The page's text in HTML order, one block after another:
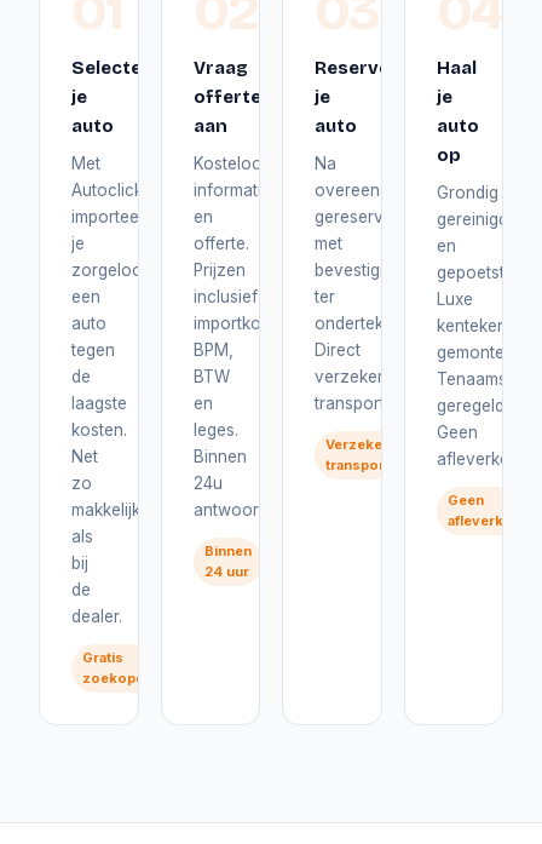
Selecteer
je
auto
Met
Autoclick
importeer
je
zorgeloos
een
auto
tegen
de
laagste
kosten.
Net
zo
makkelijk
als
bij
de
dealer.
Gratis
zoekopdracht
Vraag
offerte
aan
Kosteloos
informatie
en
offerte.
Prijzen
inclusief
importkosten,
BPM,
BTW
en
leges.
Binnen
24u
antwoord.
Binnen
24 uur
Reserveer
je
auto
Na
overeenstemming
gereserveerd
met
bevestiging
ter
ondertekening.
Direct
verzekerd
transport.
Verzekerd
transport
Haal
je
auto
op
Grondig
gereinigd
en
gepoetst.
Luxe
gemonteerd.
geregeld.
Geen
Geen
afleverkosten